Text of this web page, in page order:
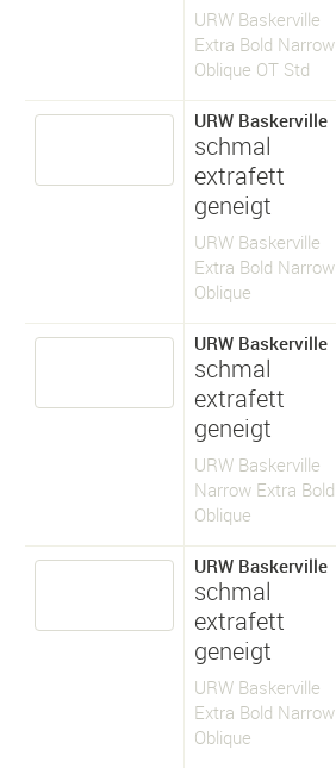
URW Baskerville
Extra Bold Narrow
Oblique OT Std
URW Baskerville
schmal
extrafett
geneigt
URW Baskerville
Extra Bold Narrow
Oblique
URW Baskerville
schmal
extrafett
geneigt
URW Baskerville
Narrow Extra Bold
Oblique
URW Baskerville
schmal
extrafett
geneigt
URW Baskerville
Extra Bold Narrow
Oblique